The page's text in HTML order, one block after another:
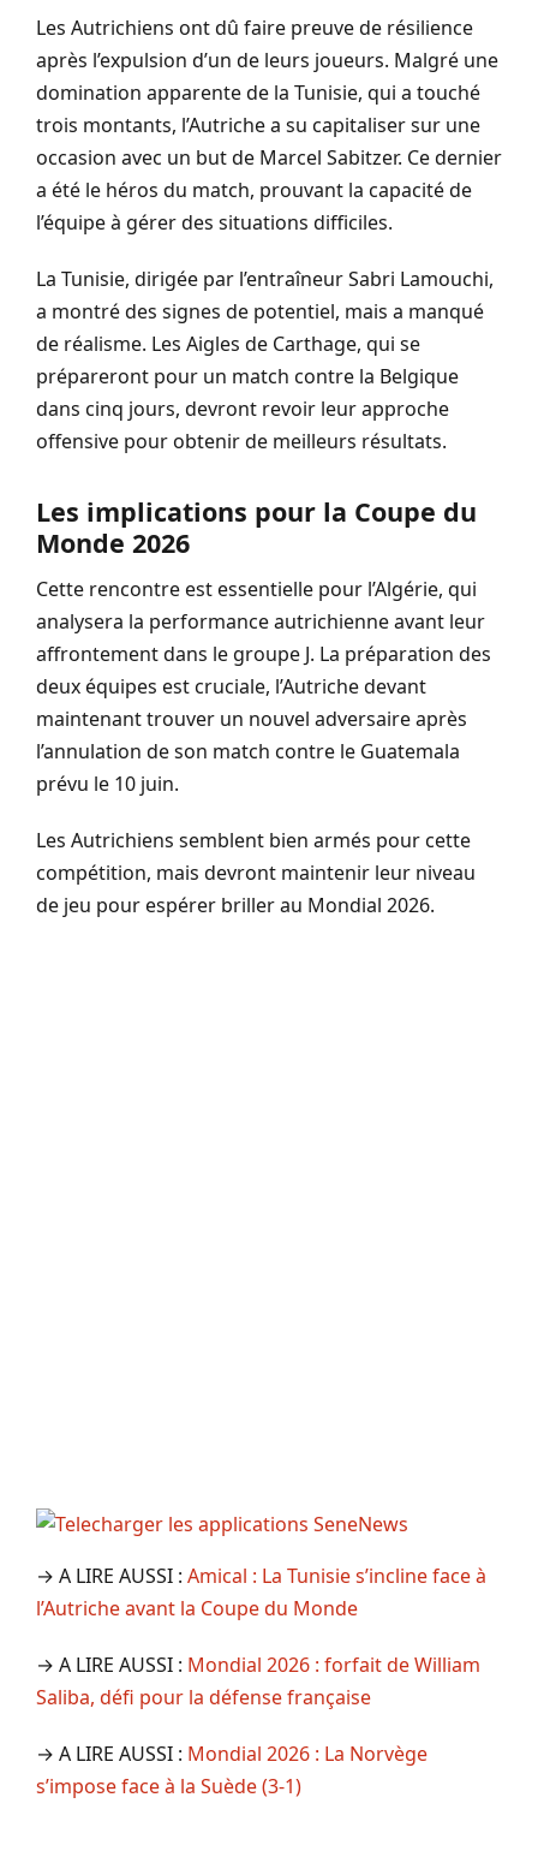
Les Autrichiens ont dû faire preuve de résilience
après l’expulsion d’un de leurs joueurs. Malgré une
domination apparente de la Tunisie, qui a touché
trois montants, l’Autriche a su capitaliser sur une
occasion avec un but de Marcel Sabitzer. Ce dernier
a été le héros du match, prouvant la capacité de
l’équipe à gérer des situations difficiles.
La Tunisie, dirigée par l’entraîneur Sabri Lamouchi,
a montré des signes de potentiel, mais a manqué
de réalisme. Les Aigles de Carthage, qui se
prépareront pour un match contre la Belgique
dans cinq jours, devront revoir leur approche
offensive pour obtenir de meilleurs résultats.
Les implications pour la Coupe du
Monde 2026
Cette rencontre est essentielle pour l’Algérie, qui
analysera la performance autrichienne avant leur
affrontement dans le groupe J. La préparation des
deux équipes est cruciale, l’Autriche devant
maintenant trouver un nouvel adversaire après
l’annulation de son match contre le Guatemala
prévu le 10 juin.
Les Autrichiens semblent bien armés pour cette
compétition, mais devront maintenir leur niveau
de jeu pour espérer briller au Mondial 2026.
→ A LIRE AUSSI : Amical : La Tunisie s’incline face à
l’Autriche avant la Coupe du Monde
→ A LIRE AUSSI : Mondial 2026 : forfait de William
Saliba, défi pour la défense française
→ A LIRE AUSSI : Mondial 2026 : La Norvège
s’impose face à la Suède (3-1)